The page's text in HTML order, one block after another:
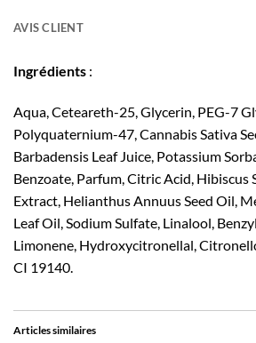
AVIS CLIENT
Ingrédients :
Aqua, Ceteareth-25, Glycerin, PEG-7
Polyquaternium-47, Cannabis Sativa
Barbadensis Leaf Juice, Potassium
Benzoate, Parfum, Citric Acid, Hibiscus
Extract, Helianthus Annuus Seed Oil,
Leaf Oil, Sodium Sulfate, Linalool,
Limonene, Hydroxycitronellal,
CI 19140.
Articles similaires